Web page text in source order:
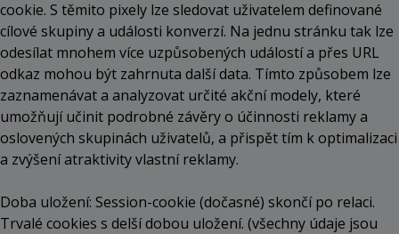
cookie. S těmito pixely lze sledovat uživatelem definované
cílové skupiny a události konverzí. Na jednu stránku tak lze
odesílat mnohem více uzpůsobených událostí a přes URL
odkaz mohou být zahrnuta další data. Tímto způsobem lze
zaznamenávat a analyzovat určité akční modely, které
umožňují učinit podrobné závěry o účinnosti reklamy a
oslovených skupinách uživatelů, a přispět tím k optimalizaci
a zvýšení atraktivity vlastní reklamy.
Doba uložení: Session-cookie (dočasné) skončí po relaci.
Trvalé cookies s delší dobou uložení. (všechny údaje jsou